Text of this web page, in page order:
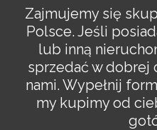
Zajmujemy się
Polsce. Jeśli
lub inną
sprzedać w dobrej
nami. Wypełnij
my kupimy od